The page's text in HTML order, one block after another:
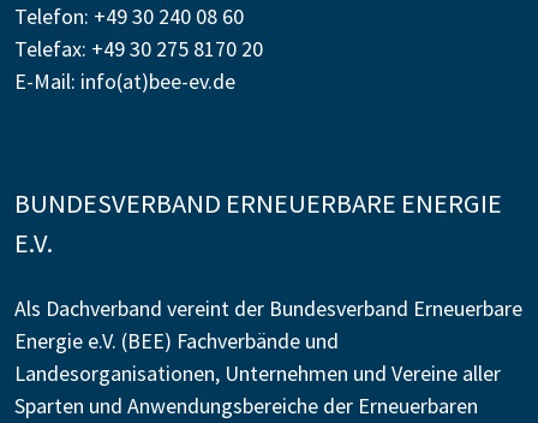
Telefon: +49 30 240 08 60
Telefax: +49 30 275 8170 20
E-Mail: info(at)bee-ev.de
BUNDESVERBAND ERNEUERBARE ENERGIE
E.V.
Als Dachverband vereint der Bundesverband Erneuerbare
Energie e.V. (BEE) Fachverbände und
Landesorganisationen, Unternehmen und Vereine aller
Sparten und Anwendungsbereiche der Erneuerbaren